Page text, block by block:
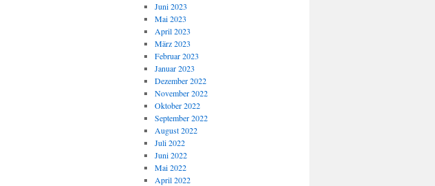
Juni 2023
Mai 2023
April 2023
März 2023
Februar 2023
Januar 2023
Dezember 2022
November 2022
Oktober 2022
September 2022
August 2022
Juli 2022
Juni 2022
Mai 2022
April 2022